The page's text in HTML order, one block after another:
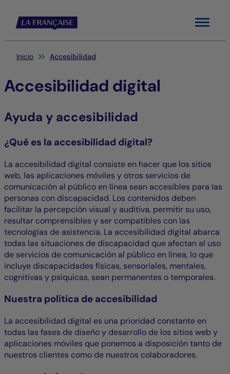
Menu
Usted está aquí:
Inicio Accesibilidad
Accesibilidad digital
Ayuda y accesibilidad
¿Qué es la accesibilidad digital?
La accesibilidad digital consiste en hacer que los sitios
web, las aplicaciones móviles y otros servicios de
comunicación al público en línea sean accesibles para las
personas con discapacidad. Los contenidos deben
facilitar la percepción visual y auditiva, permitir su uso,
resultar comprensibles y ser compatibles con las
tecnologías de asistencia. La accesibilidad digital abarca
todas las situaciones de discapacidad que afectan al uso
de servicios de comunicación al público en línea, lo que
incluye discapacidades físicas, sensoriales, mentales,
cognitivas y psíquicas, sean permanentes o temporales.
Nuestra política de accesibilidad
La accesibilidad digital es una prioridad constante en
todas las fases de diseño y desarrollo de los sitios web y
aplicaciones móviles que ponemos a disposición tanto de
nuestros clientes como de nuestros colaboradores.